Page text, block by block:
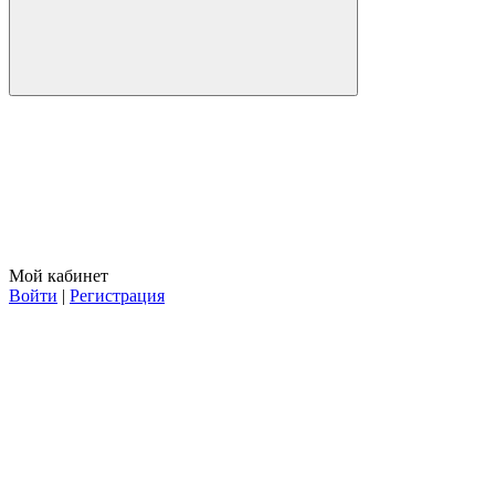
Мой кабинет
Войти | Регистрация